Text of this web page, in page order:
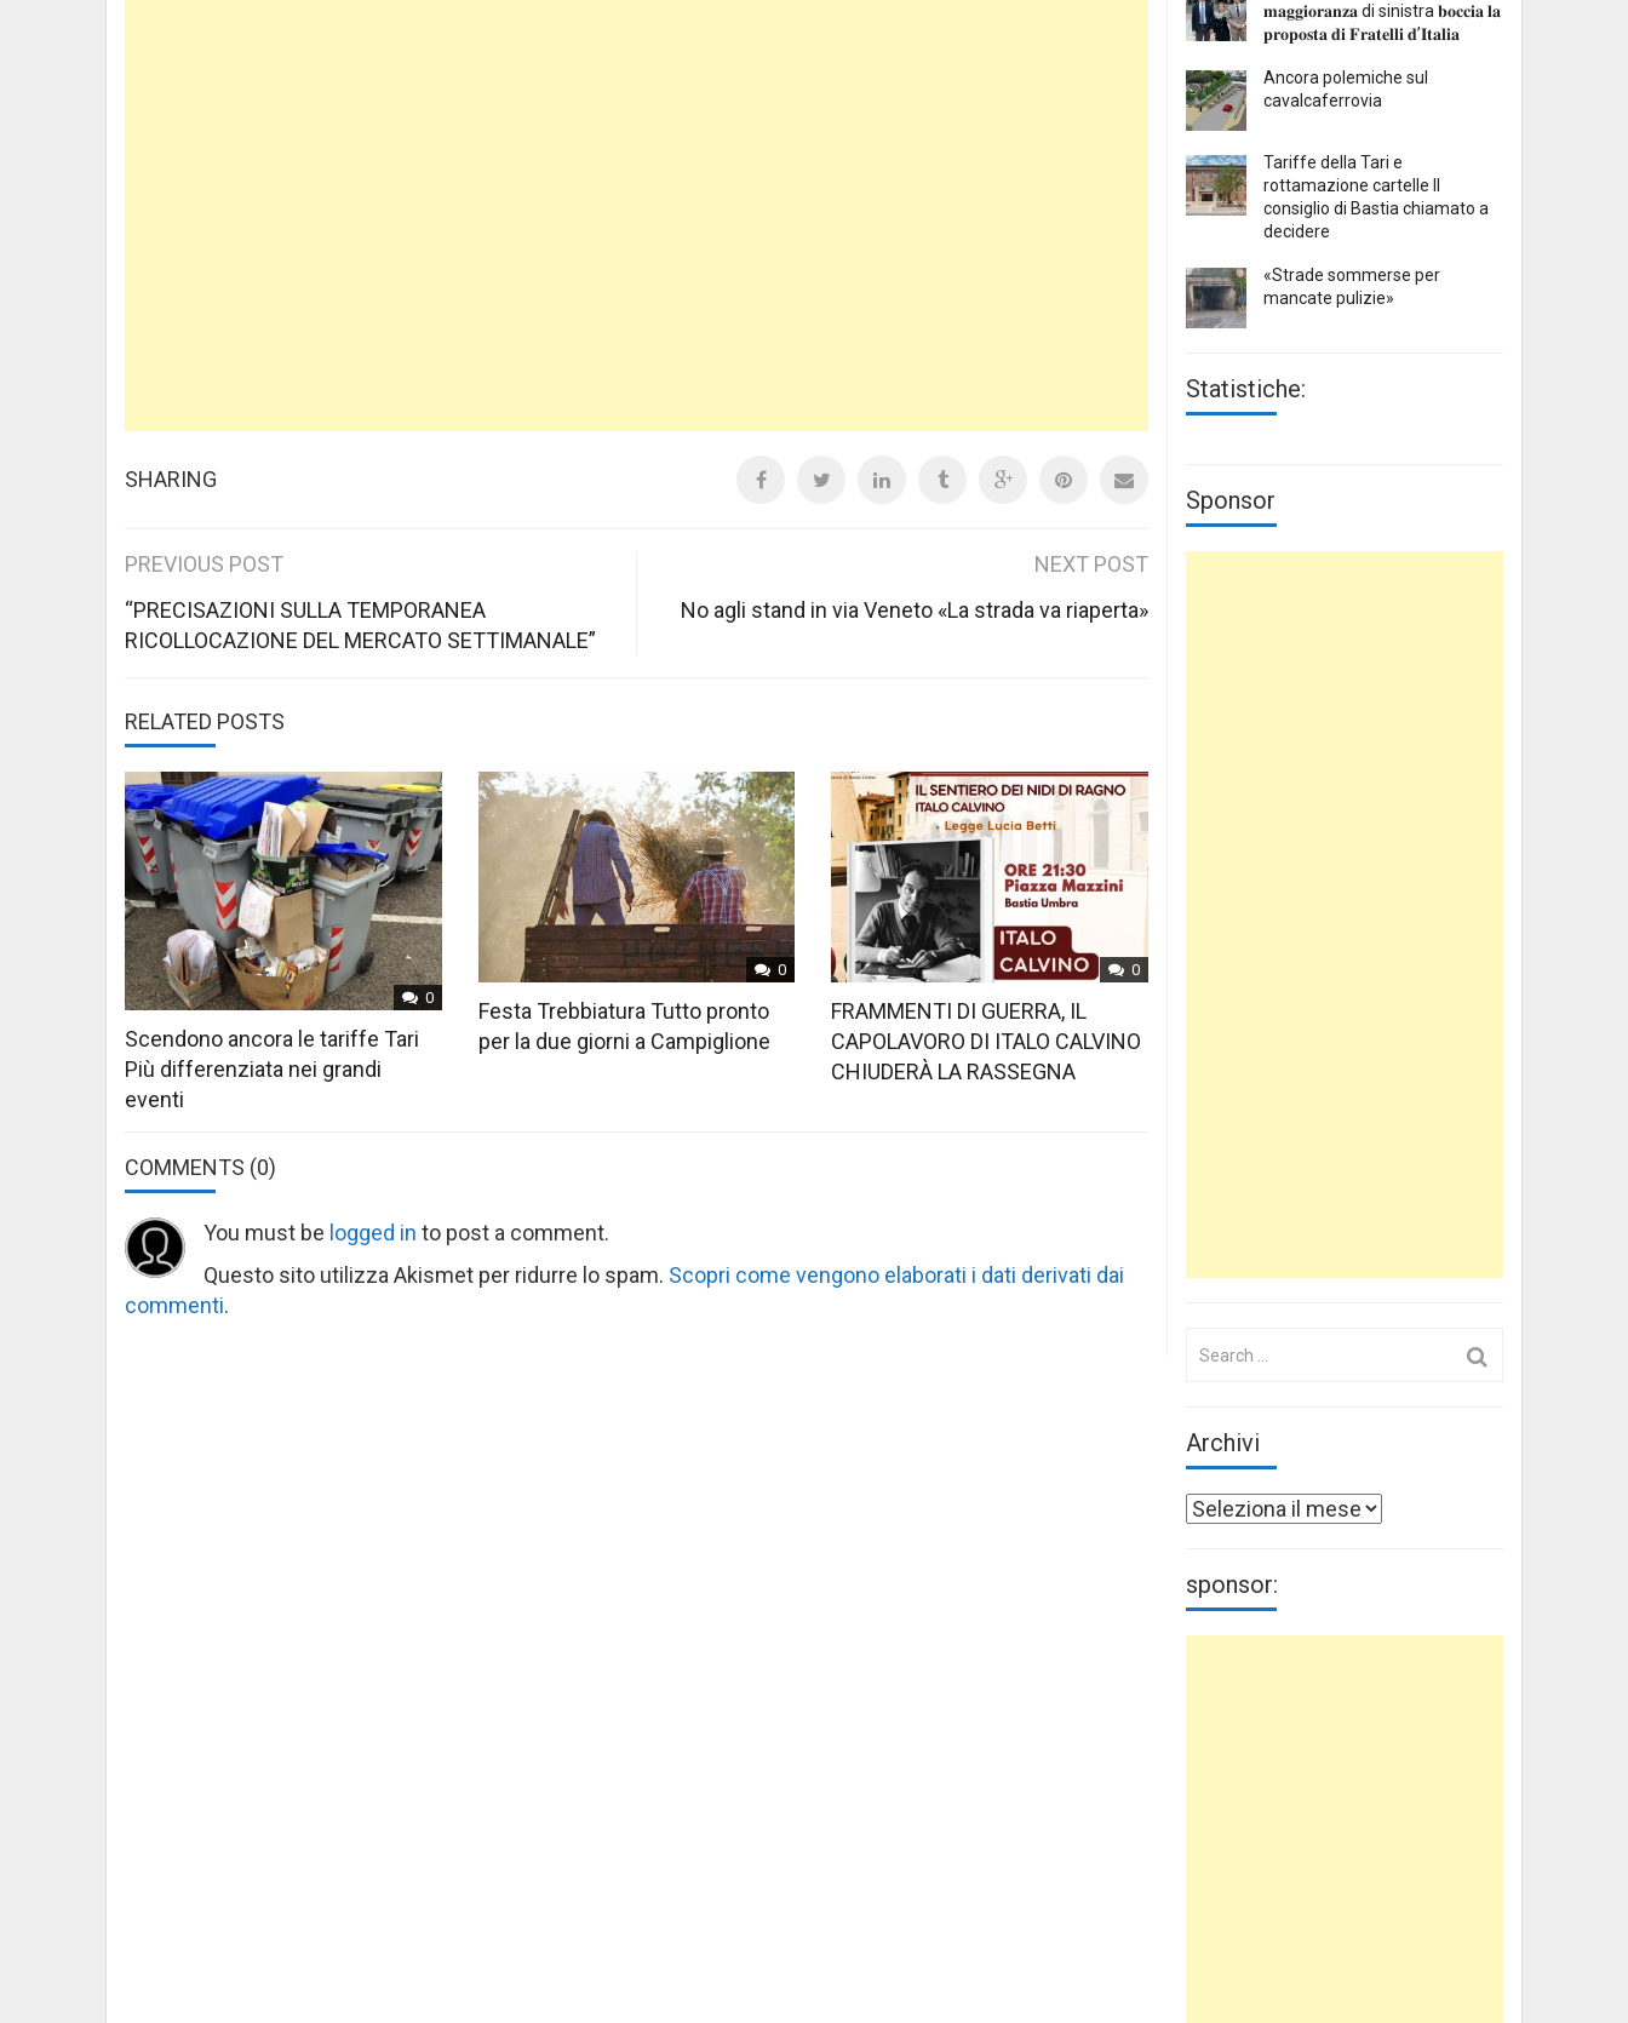
SHARING
Post
navigation
PREVIOUS POST
“PRECISAZIONI SULLA TEMPORANEA
RICOLLOCAZIONE DEL MERCATO SETTIMANALE”
NEXT POST
No agli stand in via Veneto «La strada va riaperta»
RELATED POSTS
0
Scendono ancora le tariffe Tari
Più differenziata nei grandi
eventi
0
Festa Trebbiatura Tutto pronto
per la due giorni a Campiglione
0
FRAMMENTI DI GUERRA, IL
CAPOLAVORO DI ITALO CALVINO
CHIUDERÀ LA RASSEGNA
COMMENTS (0)
You must be logged in to post a comment.
Questo sito utilizza Akismet per ridurre lo spam. Scopri come vengono elaborati i dati derivati dai
commenti.
𝐦𝐚𝐠𝐠𝐢𝐨𝐫𝐚𝐧𝐳𝐚 di sinistra 𝐛𝐨𝐜𝐜𝐢𝐚 𝐥𝐚
𝐩𝐫𝐨𝐩𝐨𝐬𝐭𝐚 𝐝𝐢 𝐅𝐫𝐚𝐭𝐞𝐥𝐥𝐢 𝐝’𝐈𝐭𝐚𝐥𝐢𝐚
Ancora polemiche sul
cavalcaferrovia
Tariffe della Tari e
rottamazione cartelle Il
consiglio di Bastia chiamato a
decidere
«Strade sommerse per
mancate pulizie»
Statistiche:
Sponsor
Search
Archivi
Archivi
sponsor: